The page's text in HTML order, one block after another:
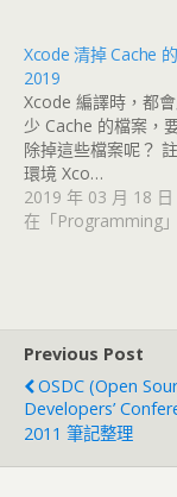
Xcode 清掉 Cache
2019
Xcode 編譯時，都
少 Cache 的檔案，
除掉這些檔案呢？
環境 Xco…
2019 年 03 月 18 日
在「Programming
Previous Post
OSDC (Open
Developers’
2011 筆記整理